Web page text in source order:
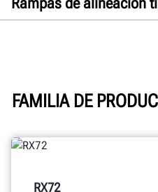
Características
Galería
FAMILIA DE
RX72